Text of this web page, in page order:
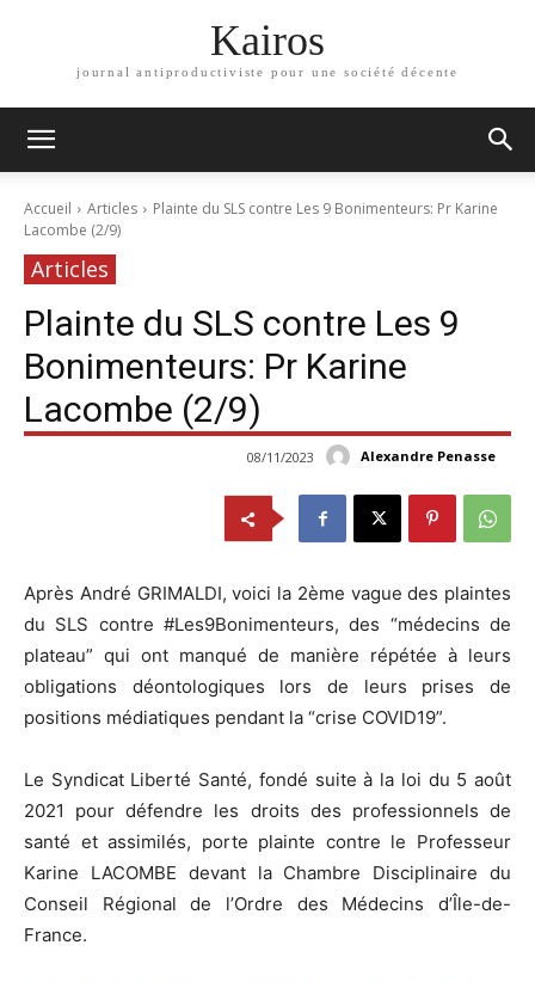
Kairos
journal antiproductiviste pour une société décente
Accueil Articles
Plainte du SLS contre Les 9 Bonimenteurs: Pr Karine
Lacombe (2/9)
Articles
Plainte du SLS contre Les 9
Bonimenteurs: Pr Karine
Lacombe (2/9)
Alexandre Penasse
08/11/2023
Après André GRIMALDI, voici la 2ème vague des plaintes
du SLS contre #Les9Bonimenteurs, des “médecins de
plateau” qui ont manqué de manière répétée à leurs
obligations déontologiques lors de leurs prises de
positions médiatiques pendant la “crise COVID19”.
Le Syndicat Liberté Santé, fondé suite à la loi du 5 août
2021 pour défendre les droits des professionnels de
santé et assimilés, porte plainte contre le Professeur
Karine LACOMBE devant la Chambre Disciplinaire du
Conseil Régional de l’Ordre des Médecins d’Île-de-
France.